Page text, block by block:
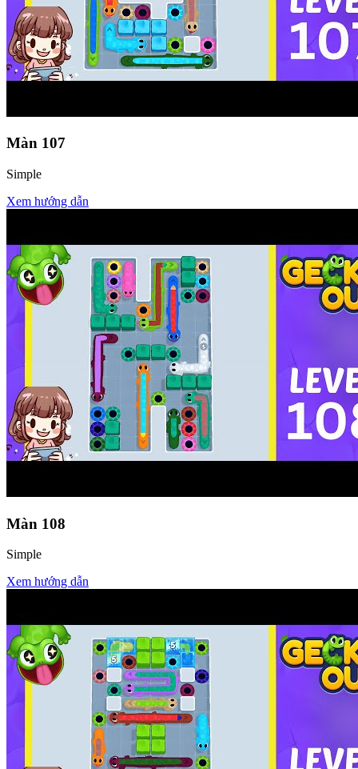
Màn 107
Simple
Xem hướng dẫn
Màn 108
Simple
Xem hướng dẫn